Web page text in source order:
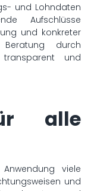
und Lohndaten
Aufschlüsse
und konkreter
durch
und
alle
viele
und